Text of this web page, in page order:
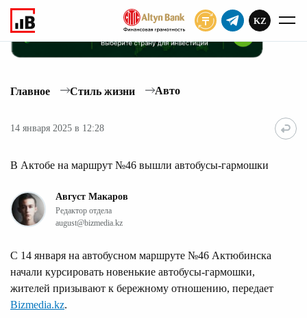
KZ
Главное Стиль жизни Авто
14 января 2025 в 12:28
В Актобе на маршрут №46 вышли автобусы-гармошки
Август Макаров
Редактор отдела
august@bizmedia.kz
С 14 января на автобусном маршруте №46 Актюбинска
начали курсировать новенькие автобусы-гармошки,
жителей призывают к бережному отношению, передает
Bizmedia.kz.